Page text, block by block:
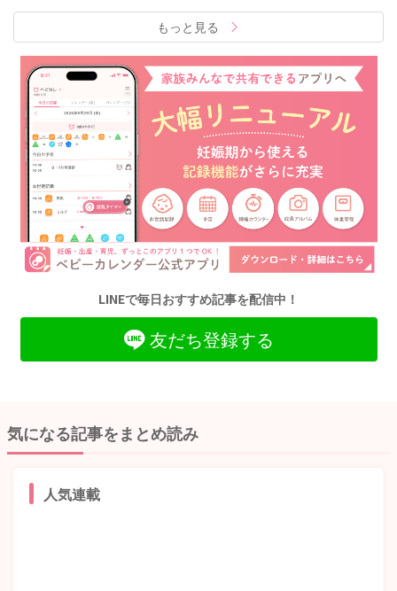
もっと見る
LINEで毎日おすすめ記事を配信中！
友だち登録する
気になる記事をまとめ読み
人気連載